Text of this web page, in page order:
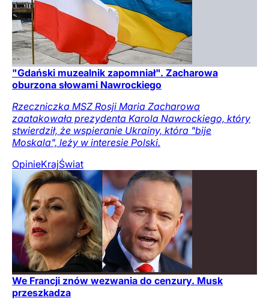
"Gdański muzealnik zapomniał". Zacharowa
oburzona słowami Nawrockiego
Rzeczniczka MSZ Rosji Maria Zacharowa
zaatakowała prezydenta Karola Nawrockiego, który
stwierdził, że wspieranie Ukrainy, która "bije
Moskala", leży w interesie Polski.
OpinieKrajŚwiat
We Francji znów wezwania do cenzury. Musk
przeszkadza